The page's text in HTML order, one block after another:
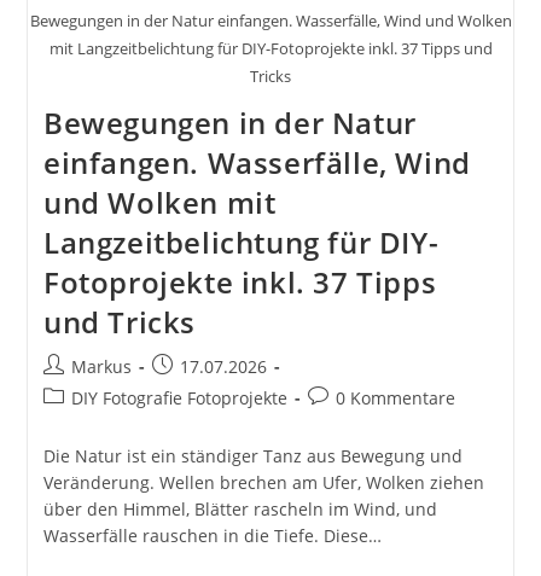
Bewegungen in der Natur einfangen. Wasserfälle, Wind und Wolken
mit Langzeitbelichtung für DIY-Fotoprojekte inkl. 37 Tipps und
Tricks
Bewegungen in der Natur
einfangen. Wasserfälle, Wind
und Wolken mit
Langzeitbelichtung für DIY-
Fotoprojekte inkl. 37 Tipps
und Tricks
Beitrags-
Autor:
Markus
Beitrag
veröffentlicht:
17.07.2026
Beitrags-
DIY Fotografie Fotoprojekte
Beitrags-
0 Kommentare
Die Natur ist ein ständiger Tanz aus Bewegung und
Veränderung. Wellen brechen am Ufer, Wolken ziehen
über den Himmel, Blätter rascheln im Wind, und
Wasserfälle rauschen in die Tiefe. Diese…